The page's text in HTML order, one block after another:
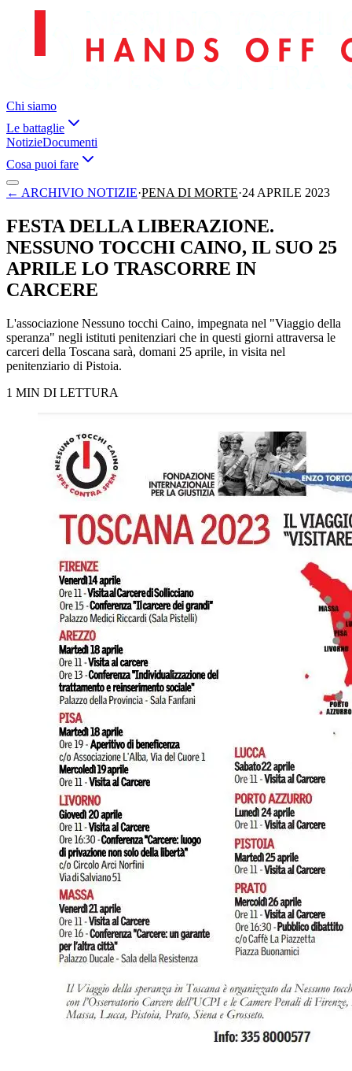
Chi siamo
Le battaglie
NotizieDocumenti
Cosa puoi fare
← ARCHIVIO NOTIZIE·PENA DI MORTE·24 APRILE 2023
FESTA DELLA LIBERAZIONE.
NESSUNO TOCCHI CAINO, IL SUO 25
APRILE LO TRASCORRE IN
CARCERE
L'associazione Nessuno tocchi Caino, impegnata nel "Viaggio della
speranza" negli istituti penitenziari che in questi giorni attraversa le
carceri della Toscana sarà, domani 25 aprile, in visita nel
penitenziario di Pistoia.
1 MIN DI LETTURA